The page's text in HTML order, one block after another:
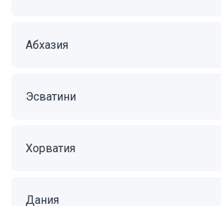
Абхазия
Эсватини
Хорватия
Дания